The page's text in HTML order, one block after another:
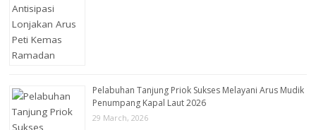
Pelabuhan Tanjung Priok Sukses Melayani Arus Mudik
Penumpang Kapal Laut 2026
29 March, 2026